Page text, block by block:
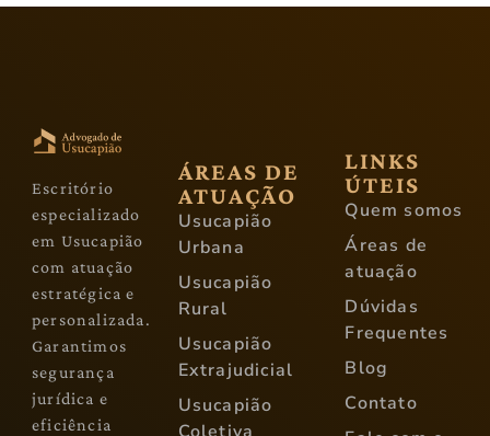
Escritório
especializado
em Usucapião
com atuação
estratégica e
personalizada.
Garantimos
segurança
jurídica e
eficiência
ÁREAS DE
ATUAÇÃO
Usucapião
Urbana
Usucapião
Rural
Usucapião
Extrajudicial
Usucapião
LINKS
ÚTEIS
Quem somos
Áreas de
atuação
Dúvidas
Frequentes
Blog
Contato